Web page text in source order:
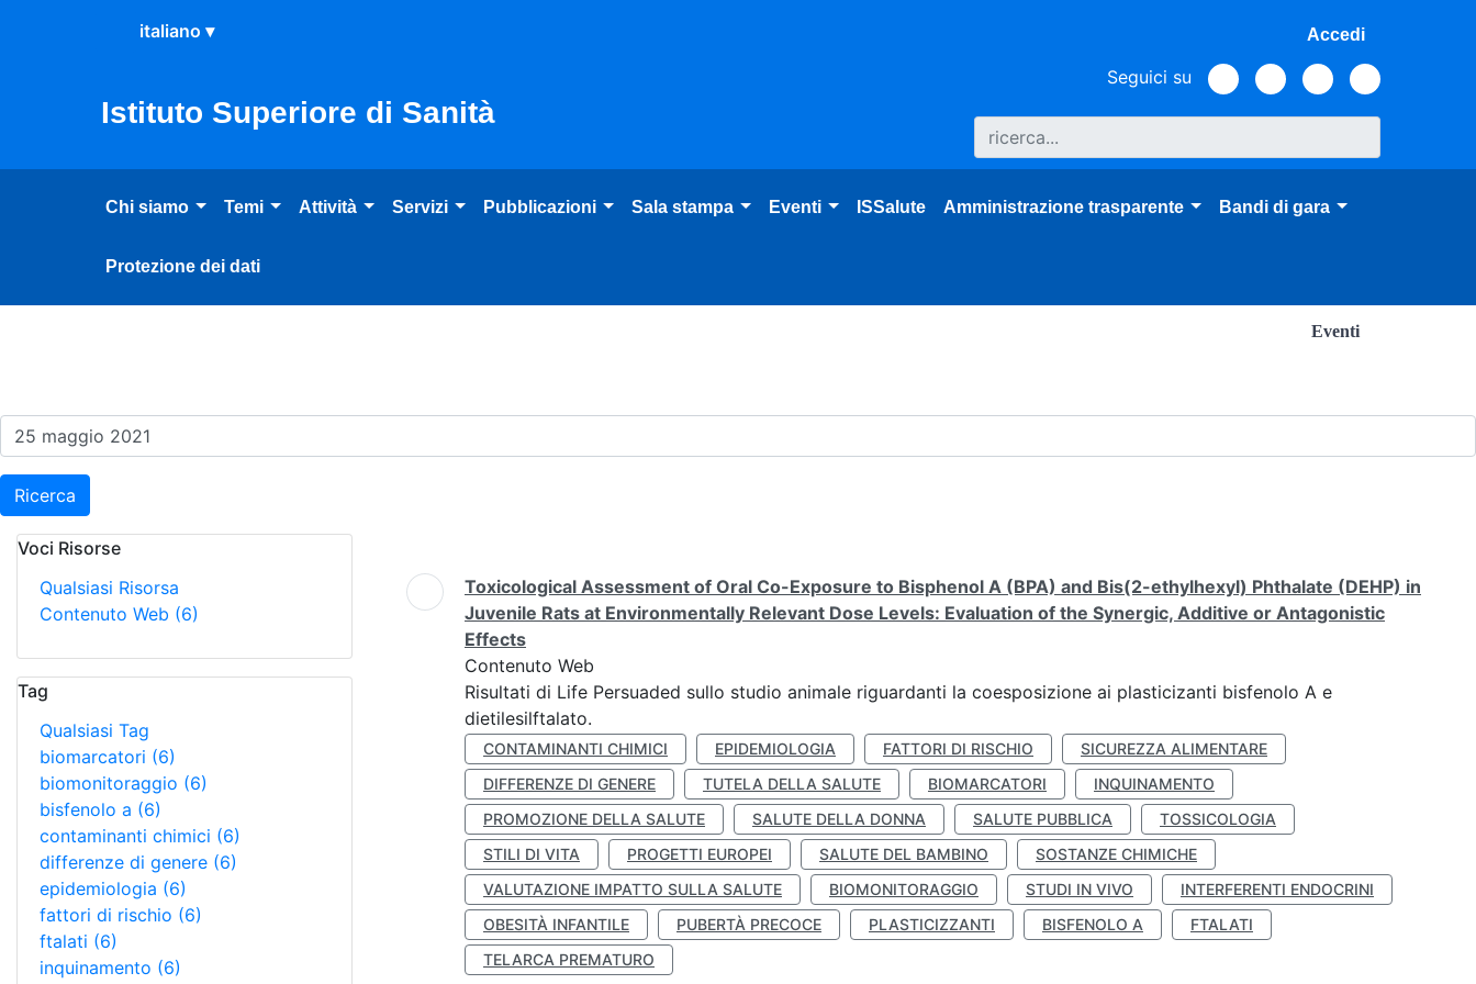
Salta al Contenuto
Salta al Footer
Accedi
Istituto Superiore di Sanità
Seguici su
Chi siamo Temi Attività Servizi Pubblicazioni Sala stampa Eventi ISSalute Amministrazione trasparente Bandi di gara
Protezione dei dati
Eventi
Ricerca
Voci Risorse
Qualsiasi Risorsa
Contenuto Web (6)
Tag
Qualsiasi Tag
biomarcatori (6)
biomonitoraggio (6)
bisfenolo a (6)
contaminanti chimici (6)
differenze di genere (6)
epidemiologia (6)
fattori di rischio (6)
ftalati (6)
inquinamento (6)
Ricerca
Toxicological Assessment of Oral Co-Exposure to Bisphenol A (BPA) and Bis(2-ethylhexyl) Phthalate (DEHP) in
Juvenile Rats at Environmentally Relevant Dose Levels: Evaluation of the Synergic, Additive or Antagonistic
Effects
Contenuto Web
Risultati di Life Persuaded sullo studio animale riguardanti la coesposizione ai plasticizanti bisfenolo A e
dietilesilftalato.
CONTAMINANTI CHIMICI EPIDEMIOLOGIA FATTORI DI RISCHIO
SICUREZZA ALIMENTARE
DIFFERENZE DI GENERE
TUTELA DELLA SALUTE BIOMARCATORI
INQUINAMENTO
PROMOZIONE DELLA SALUTE
SALUTE DELLA DONNA SALUTE PUBBLICA
TOSSICOLOGIA
STILI DI VITA
PROGETTI EUROPEI SALUTE DEL BAMBINO
SOSTANZE CHIMICHE
VALUTAZIONE IMPATTO SULLA SALUTE
BIOMONITORAGGIO STUDI IN VIVO
INTERFERENTI ENDOCRINI
OBESITÀ INFANTILE
PUBERTÀ PRECOCE PLASTICIZZANTI BISFENOLO A
FTALATI
TELARCA PREMATURO